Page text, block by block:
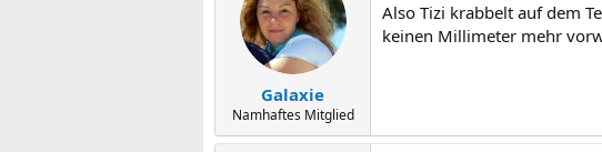
Galaxie
Namhaftes Mitglied
Also Tizi krabbelt auf dem
keinen Millimeter mehr